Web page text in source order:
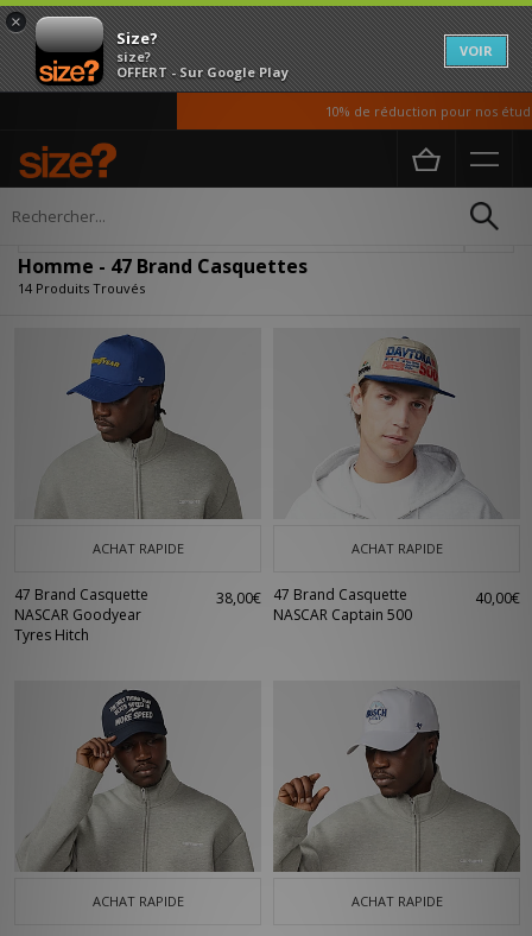
×
Size?
size?
OFFERT - Sur Google Play
VOIR
10% de réduction pour nos
Accueil Homme
Homme - 47 Brand Casquettes
14 Produits Trouvés
ACHAT RAPIDE
47 Brand Casquette
NASCAR Goodyear
Tyres Hitch
38,00€
ACHAT RAPIDE
47 Brand Casquette
NASCAR Captain 500
40,00€
ACHAT RAPIDE ACHAT RAPIDE